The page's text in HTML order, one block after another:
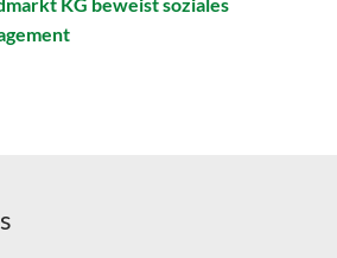
KG beweist soziales